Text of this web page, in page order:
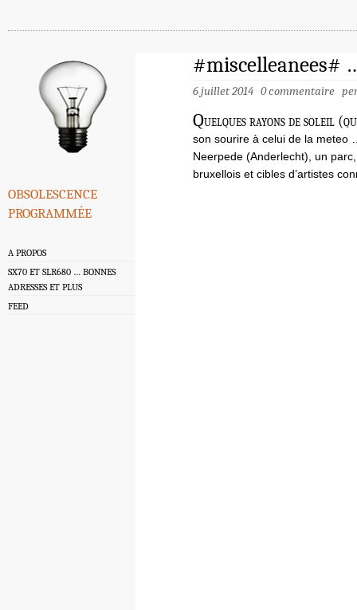
obsolescence
programmée
A PROPOS
SX70 ET SLR680 … BONNES
ADRESSES ET PLUS
FEED
#miscelleanees#
6 juillet 2014 0 commentaire
Quelques rayons de soleil
son sourire à celui de la meteo
Neerpede (Anderlecht), un
bruxellois et cibles d’artistes